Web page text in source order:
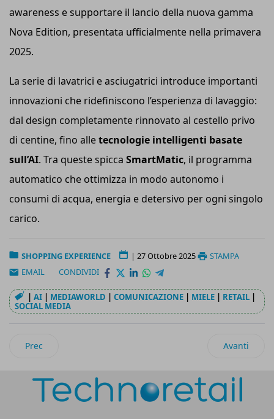
awareness e supportare il lancio della nuova gamma
Nova Edition, presentata ufficialmente nella primavera
2025.
La serie di lavatrici e asciugatrici introduce importanti
innovazioni che ridefiniscono l’esperienza di lavaggio:
dal design completamente rinnovato al cestello privo
di centine, fino alletecnologie intelligenti basate
sull’AI. Tra queste spicca SmartMatic, il programma
automatico che ottimizza in modo autonomo i
consumi di acqua, energia e detersivo per ogni singolo
carico.
SHOPPING EXPERIENCE | 27 Ottobre 2025
STAMPA
EMAIL
CONDIVIDI
| AI | MEDIAWORLD | COMUNICAZIONE | MIELE | RETAIL |
SOCIAL MEDIA
Articolo precedente: Shopify: shopping prudente per gli
Prec Articolo
Avanti